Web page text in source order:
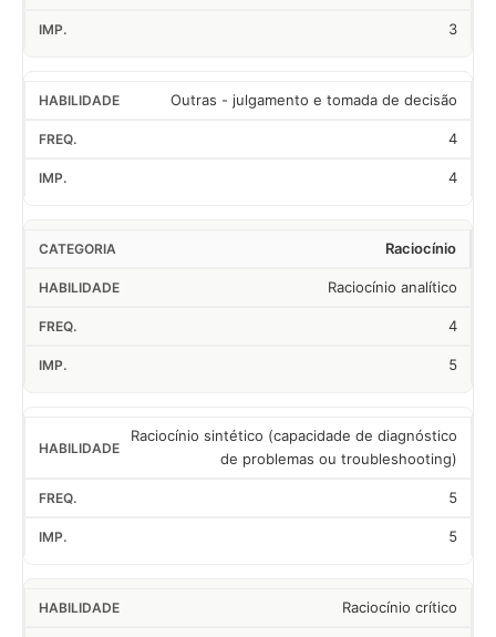
3
Outras - julgamento e tomada de decisão
4
4
Raciocínio
Raciocínio analítico
4
5
Raciocínio sintético (capacidade de diagnóstico
de problemas ou troubleshooting)
5
5
Raciocínio crítico